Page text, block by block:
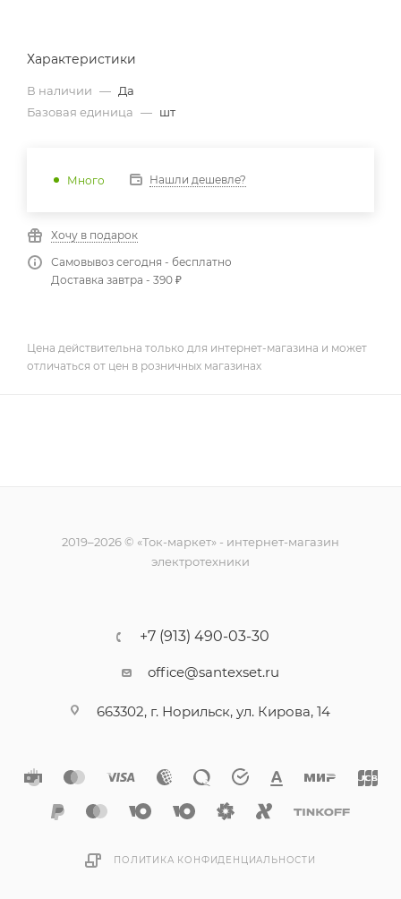
Характеристики
В наличии — Да
Базовая единица — шт
Много Нашли дешевле?
Хочу в подарок
Самовывоз сегодня - бесплатно
Доставка завтра - 390 ₽
Цена действительна только для интернет-магазина и может
отличаться от цен в розничных магазинах
2019–2026 © «Ток-маркет» - интернет-магазин
электротехники
+7 (913) 490-03-30
office@santexset.ru
663302, г. Норильск, ул. Кирова, 14
ПОЛИТИКА КОНФИДЕНЦИАЛЬНОСТИ